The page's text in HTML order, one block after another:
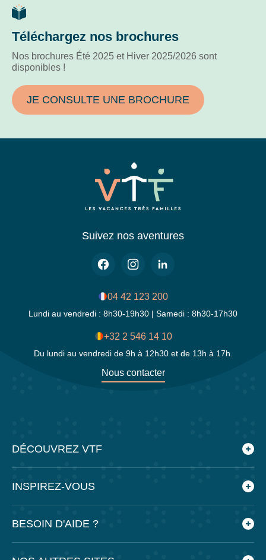
Téléchargez nos brochures
Nos brochures Été 2025 et Hiver 2025/2026 sont
disponibles !
JE CONSULTE UNE BROCHURE
Suivez nos aventures
04 42 123 200
Lundi au vendredi : 8h30-19h30 | Samedi : 8h30-17h30
+32 2 546 14 10
Du lundi au vendredi de 9h à 12h30 et de 13h à 17h.
Nous contacter
DÉCOUVREZ VTF
Nos agences
INSPIREZ-VOUS
BESOIN D'AIDE ?